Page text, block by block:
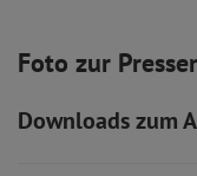
Foto zur
Downloads zum